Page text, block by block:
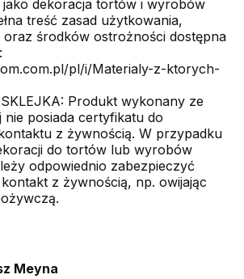
dekoracja tortów i wyrobów
treść zasad użytkowania,
środków ostrożności dostępna
pl/i/Materialy-z-ktorych-
Produkt wykonany ze
nie posiada certyfikatu do
z żywnością. W przypadku
do tortów lub wyrobów
odpowiednio zabezpieczyć
z żywnością, np. owijając
Meyna